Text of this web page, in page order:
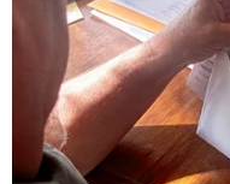
Lạng Sơn: Một
điện thoại khi
07/07/2019 07:30
Ủy ban Nhân dân
biết, một thanh niên